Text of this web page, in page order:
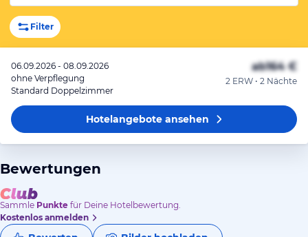
Filter
06.09.2026 - 08.09.2026
ohne Verpflegung
Standard Doppelzimmer
ab164 €
2 ERW • 2 Nächte
Hotelangeboteansehen
Bewertungen
Sammle Punkte für Deine Hotelbewertung.
Kostenlos anmelden